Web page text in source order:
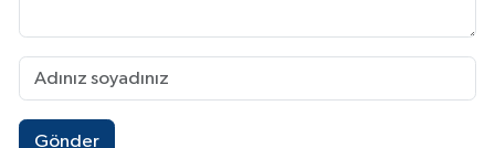
Gönder